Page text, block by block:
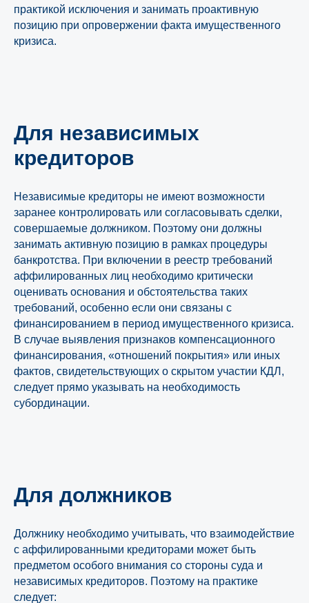
практикой исключения и занимать проактивную
позицию при опровержении факта имущественного
кризиса.
Для независимых
кредиторов
Независимые кредиторы не имеют возможности
заранее контролировать или согласовывать сделки,
совершаемые должником. Поэтому они должны
занимать активную позицию в рамках процедуры
банкротства. При включении в реестр требований
аффилированных лиц необходимо критически
оценивать основания и обстоятельства таких
требований, особенно если они связаны с
финансированием в период имущественного кризиса.
В случае выявления признаков компенсационного
финансирования, «отношений покрытия» или иных
фактов, свидетельствующих о скрытом участии КДЛ,
следует прямо указывать на необходимость
субординации.
Для должников
Должнику необходимо учитывать, что взаимодействие
с аффилированными кредиторами может быть
предметом особого внимания со стороны суда и
независимых кредиторов. Поэтому на практике
следует: